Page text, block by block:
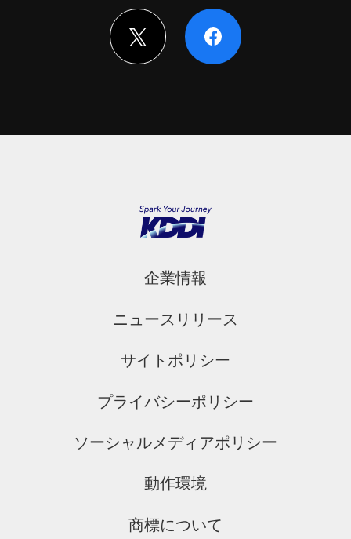
企業情報
ニュースリリース
サイトポリシー
プライバシーポリシー
ソーシャルメディアポリシー
動作環境
商標について